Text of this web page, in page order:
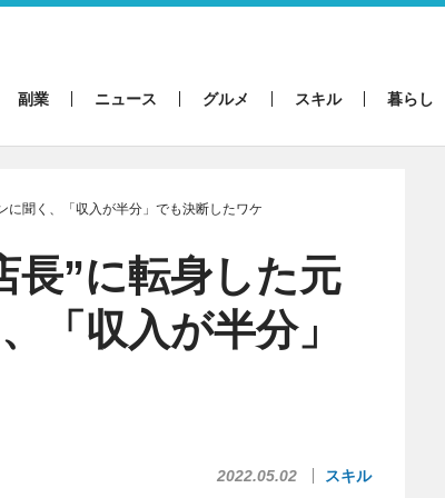
副業 ニュース グルメ スキル 暮らし
に聞く、「収入が半分」でも決断したワケ
長”に転身した元
「収入が半分」
2022.05.02 スキル